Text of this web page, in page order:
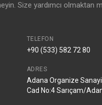
Size yardımcı olmaktan
TELEFON
+90 (533) 582 72 80
ADRES
Adana Organize
Cad No:4 Sarıçam/